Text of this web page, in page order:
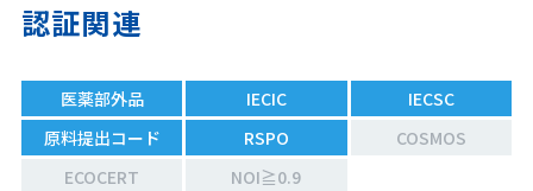
認証関連
医薬部外品 IECIC
IECSC
原料提出コード
RSPO
COSMOS
ECOCERT
NOI≧0.9